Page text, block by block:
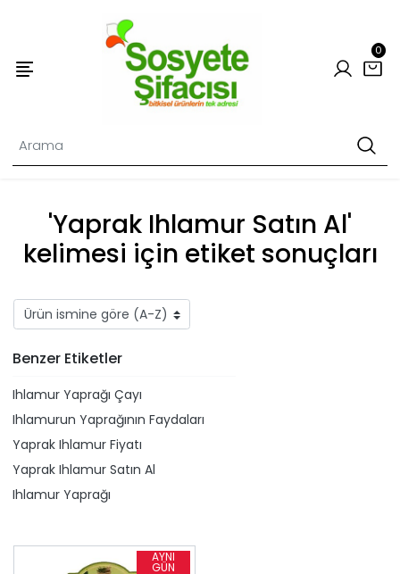
0
'Yaprak Ihlamur Satın Al'
kelimesi için etiket sonuçları
Benzer Etiketler
Ihlamur Yaprağı Çayı
Ihlamurun Yaprağının Faydaları
Yaprak Ihlamur Fiyatı
Yaprak Ihlamur Satın Al
Ihlamur Yaprağı